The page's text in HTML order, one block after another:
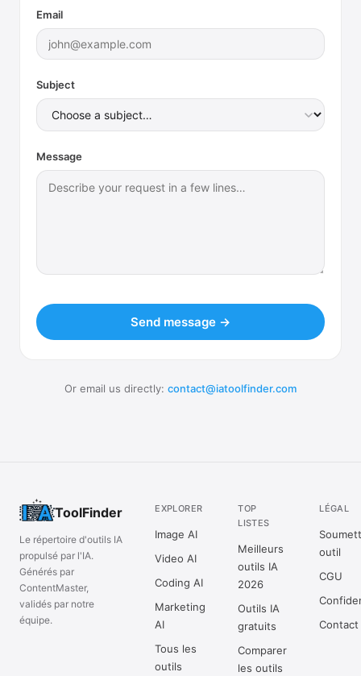
Email
Subject
Message
Send message →
Or email us directly: contact@iatoolfinder.com
ToolFinder
Le répertoire d'outils IA
propulsé par l'IA.
Générés par
ContentMaster,
validés par notre
équipe.
EXPLORER
Image AI
Video AI
Coding AI
Marketing
AI
Tous les
outils
TOP
LISTES
Meilleurs
outils IA
2026
Outils IA
gratuits
Comparer
les outils
LÉGAL
outil
CGU
Contact